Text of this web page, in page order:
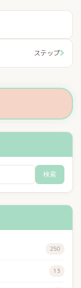
ステップ
検索
250
13